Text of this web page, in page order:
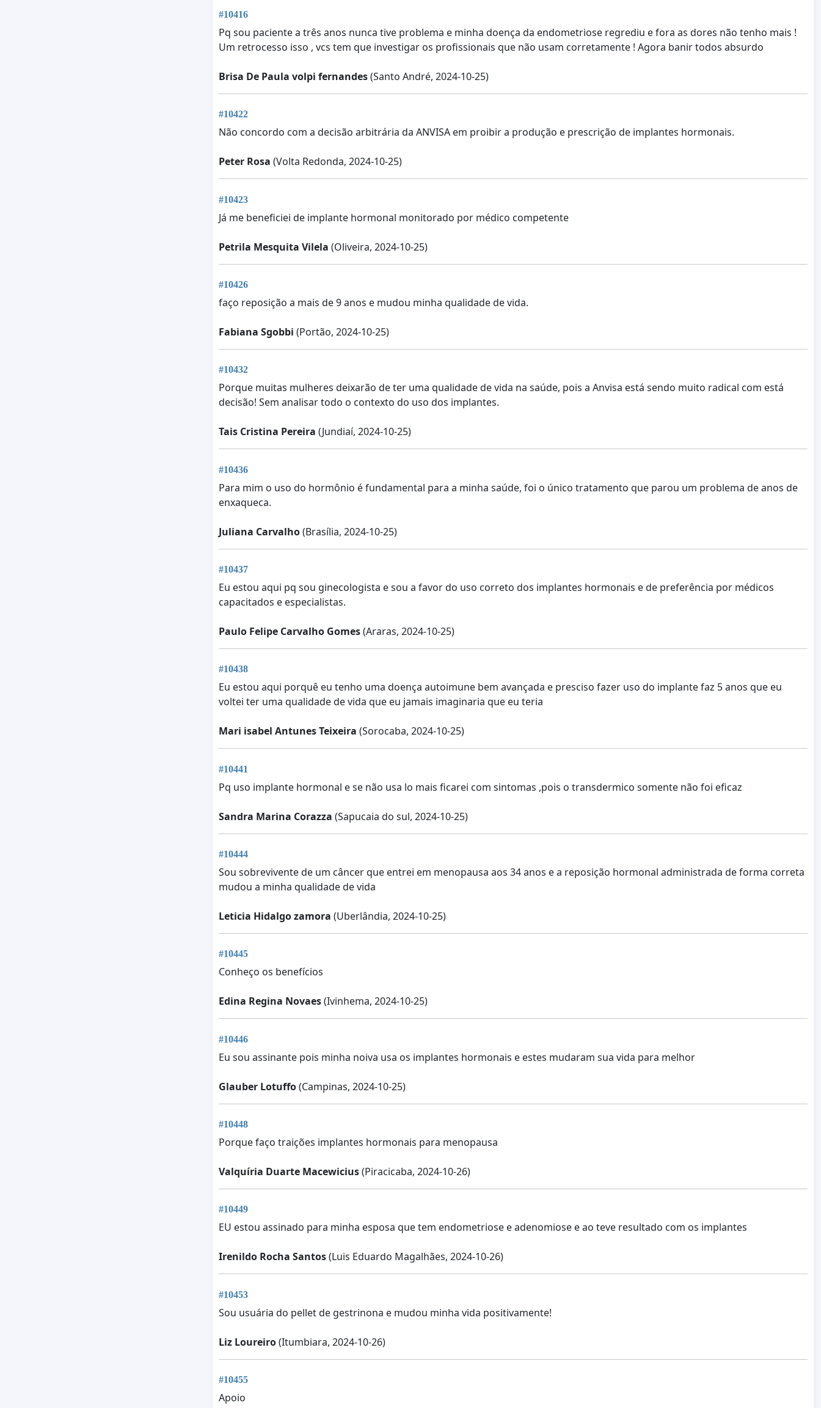
#10416
Pq sou paciente a três anos nunca tive problema e minha doença da endometriose regrediu e fora as dores não tenho mais !
Um retrocesso isso , vcs tem que investigar os profissionais que não usam corretamente ! Agora banir todos absurdo
Brisa De Paula volpi fernandes(Santo André, 2024-10-25)
#10422
Não concordo com a decisão arbitrária da ANVISA em proibir a produção e prescrição de implantes hormonais.
Peter Rosa (Volta Redonda, 2024-10-25)
#10423
Já me beneficiei de implante hormonal monitorado por médico competente
Petrila Mesquita Vilela (Oliveira, 2024-10-25)
#10426
faço reposição a mais de 9 anos e mudou minha qualidade de vida.
Fabiana Sgobbi (Portão, 2024-10-25)
#10432
Porque muitas mulheres deixarão de ter uma qualidade de vida na saúde, pois a Anvisa está sendo muito radical com está
decisão! Sem analisar todo o contexto do uso dos implantes.
Tais Cristina Pereira (Jundiaí, 2024-10-25)
#10436
Para mim o uso do hormônio é fundamental para a minha saúde, foi o único tratamento que parou um problema de anos de
enxaqueca.
Juliana Carvalho(Brasília, 2024-10-25)
#10437
Eu estou aqui pq sou ginecologista e sou a favor do uso correto dos implantes hormonais e de preferência por médicos
capacitados e especialistas.
Paulo Felipe Carvalho Gomes(Araras, 2024-10-25)
#10438
Eu estou aqui porquê eu tenho uma doença autoimune bem avançada e presciso fazer uso do implante faz 5 anos que eu
voltei ter uma qualidade de vida que eu jamais imaginaria que eu teria
Mari isabel Antunes Teixeira (Sorocaba, 2024-10-25)
#10441
Pq uso implante hormonal e se não usa lo mais ficarei com sintomas ,pois o transdermico somente não foi eficaz
Sandra Marina Corazza (Sapucaia do sul, 2024-10-25)
#10444
Sou sobrevivente de um câncer que entrei em menopausa aos 34 anos e a reposição hormonal administrada de forma correta
mudou a minha qualidade de vida
Leticia Hidalgo zamora (Uberlândia, 2024-10-25)
#10445
Conheço os benefícios
Edina Regina Novaes(Ivinhema, 2024-10-25)
#10446
Eu sou assinante pois minha noiva usa os implantes hormonais e estes mudaram sua vida para melhor
Glauber Lotuffo(Campinas, 2024-10-25)
#10448
Porque faço traições implantes hormonais para menopausa
Valquíria Duarte Macewicius(Piracicaba, 2024-10-26)
#10449
EU estou assinado para minha esposa que tem endometriose e adenomiose e ao teve resultado com os implantes
Irenildo Rocha Santos(Luis Eduardo Magalhães, 2024-10-26)
#10453
Sou usuária do pellet de gestrinona e mudou minha vida positivamente!
Liz Loureiro(Itumbiara, 2024-10-26)
#10455
Apoio